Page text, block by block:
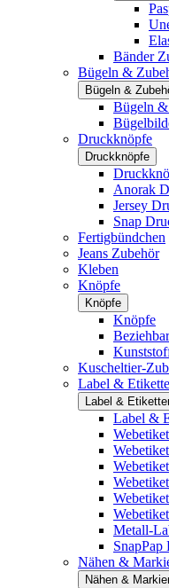
Bänder
Bügeln &
Bügeln &
Bügeln
Druckknöpfe
Druckknöpfe
Anorak
Jersey
Snap
Fertigbündchen
Jeans Zubehör
Kleben
Knöpfe
Knöpfe
Knöpfe
Kuscheltier-
Label &
Label &
Label &
Metall-
SnapPap
Nähen &
Nähen &